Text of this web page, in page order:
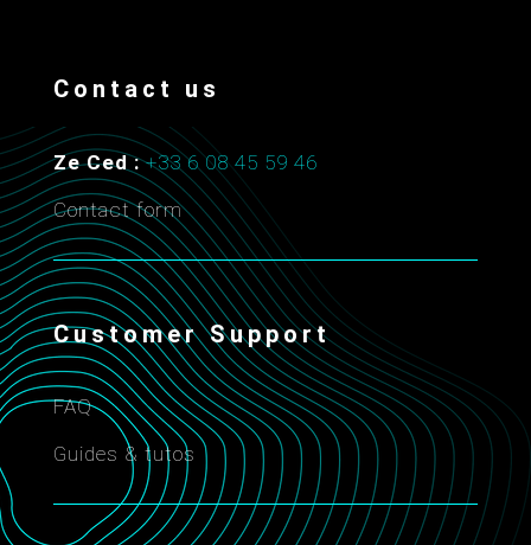
Contact us
Ze Ced :+33 6 08 45 59 46
Contact form
Customer Support
FAQ
Guides & tutos